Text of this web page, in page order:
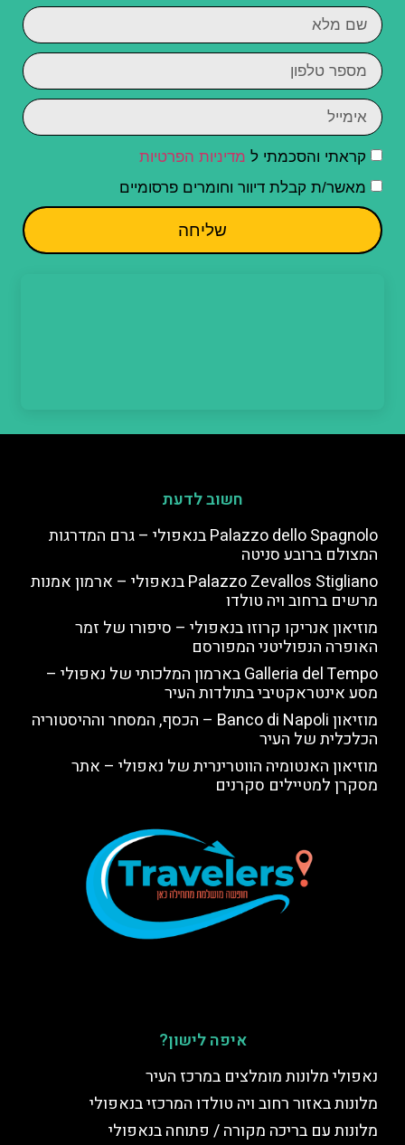
קראתי והסכמתי ל מדיניות הפרטיות
מאשר/ת קבלת דיוור וחומרים פרסומיים
שליחה
חשוב לדעת
Palazzo dello Spagnolo בנאפולי – גרם המדרגות
המצולם ברובע סניטה
Palazzo Zevallos Stigliano בנאפולי – ארמון אמנות
מרשים ברחוב ויה טולדו
מוזיאון אנריקו קרוזו בנאפולי – סיפורו של זמר
האופרה הנפוליטני המפורסם
Galleria del Tempo בארמון המלכותי של נאפולי –
מסע אינטראקטיבי בתולדות העיר
מוזיאון Banco di Napoli – הכסף, המסחר וההיסטוריה
הכלכלית של העיר
מוזיאון האנטומיה הווטרינרית של נאפולי – אתר
מסקרן למטיילים סקרנים
איפה לישון?
נאפולי מלונות מומלצים במרכז העיר
מלונות באזור רחוב ויה טולדו המרכזי בנאפולי
מלונות עם בריכה מקורה / פתוחה בנאפולי